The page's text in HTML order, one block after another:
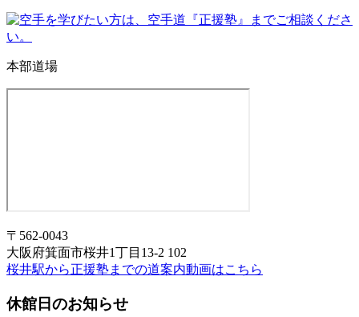
本部道場
〒562-0043
大阪府箕面市桜井1丁目13-2 102
桜井駅から正援塾までの道案内動画はこちら
休館日のお知らせ